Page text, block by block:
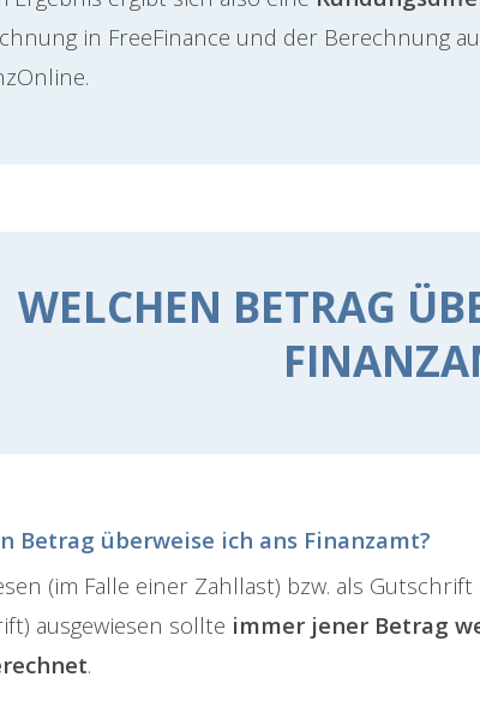
in FreeFinance und der Berechnung
WELCHEN BETRAG
Betrag überweise ich ans Finanzamt?
(im Falle einer Zahllast) bzw. als
ausgewiesen sollte immer jener Betrag
.